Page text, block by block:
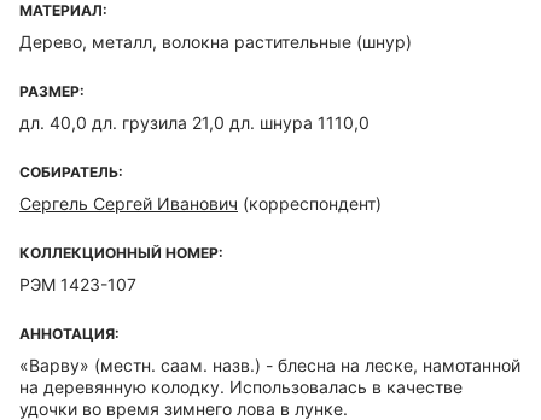
МАТЕРИАЛ:
Дерево, металл, волокна растительные (шнур)
РАЗМЕР:
дл. 40,0 дл. грузила 21,0 дл. шнура 1110,0
СОБИРАТЕЛЬ:
Сергель Сергей Иванович (корреспондент)
КОЛЛЕКЦИОННЫЙ НОМЕР:
РЭМ 1423-107
АННОТАЦИЯ:
«Варву» (местн. саам. назв.) - блесна на леске, намотанной
на деревянную колодку. Использовалась в качестве
удочки во время зимнего лова в лунке.